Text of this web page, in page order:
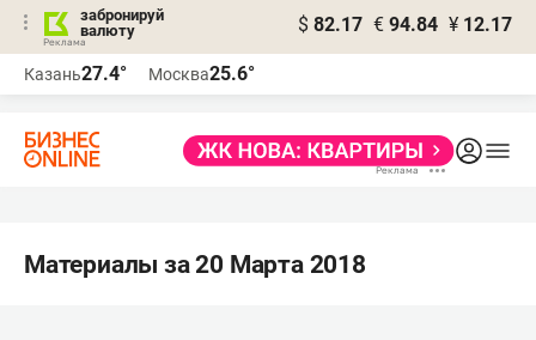
забронируй
валюту
$ 82.17 € 94.84 ¥ 12.17
Казань27.4° Москва25.6°
Материалы за 20 Марта 2018